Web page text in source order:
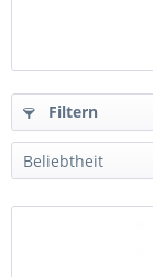
Filtern